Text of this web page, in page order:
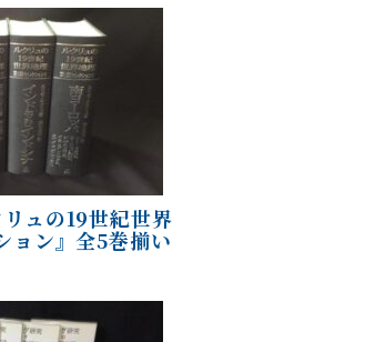
ュの19世紀世界
ョン』全5巻揃い